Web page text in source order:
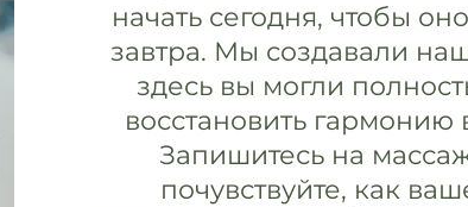
начать сегодня, чтобы
завтра. Мы создавали
здесь вы могли
восстановить гармонию
Запишитесь на
почувствуйте, как